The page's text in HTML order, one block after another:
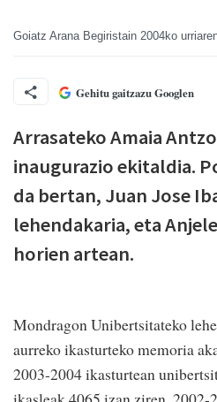
Goiatz Arana Begiristain 2004ko
Gehitu gaitzazu Googlen
Arrasateko Amaia
inaugurazio ekitaldia.
da bertan, Juan Jose
lehendakaria, eta
horien artean.
Mondragon Unibertsitateko
aurreko ikasturteko memoria
2003-2004 ikasturtean